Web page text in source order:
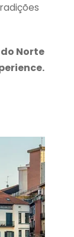
Norte